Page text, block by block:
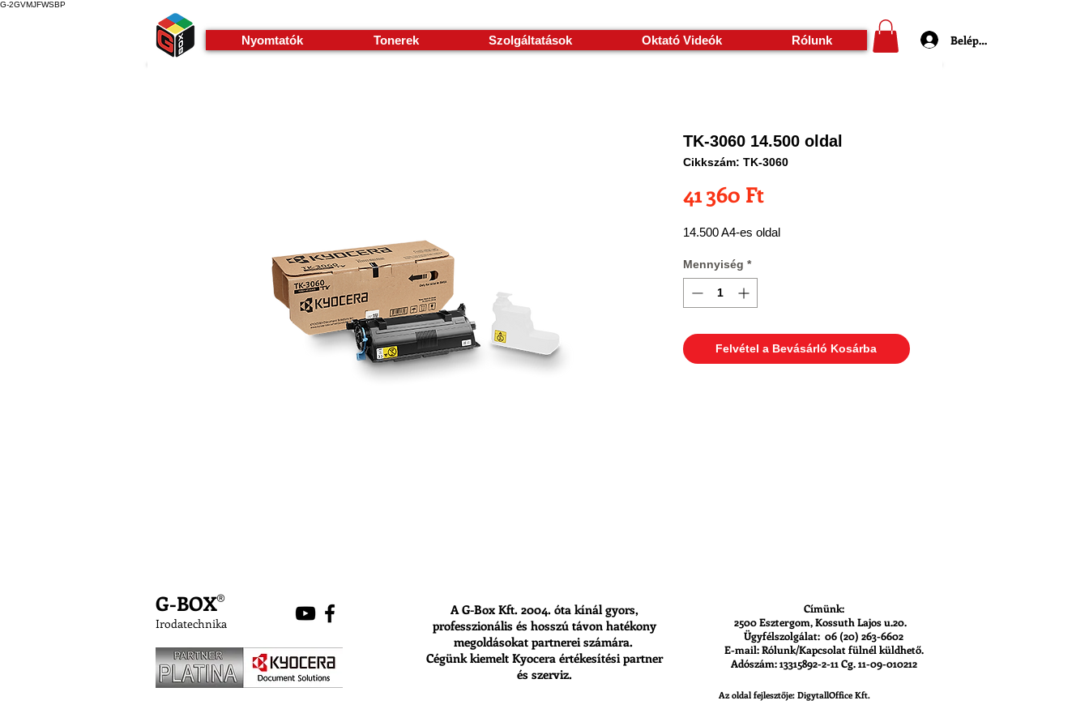
G-2GVMJFWSBP
Nyomtatók Tonerek Szolgáltatások Oktató Videók Rólunk Belépés
TK-3060 14.500 oldal
Cikkszám: TK-3060
41 360 FtÁr
14.500 A4-es oldal
Mennyiség *
Felvétel a Bevásárló Kosárba
G-BOX®
Irodatechnika
A G-Box Kft. 2004. óta kínál gyors,
professzionális és hosszú távon hatékony
megoldásokat partnerei számára.
Cégünk kiemelt Kyocera értékesítési partner
és szerviz.
Címünk:
2500 Esztergom, Kossuth Lajos u.20.
Ügyfélszolgálat: 06 (20) 263-6602
E-mail: Rólunk/Kapcsolat fülnél küldhető.
Adószám: 13315892-2-11 Cg. 11-09-010212
Az oldal fejlesztője: DigytallOffice Kft.